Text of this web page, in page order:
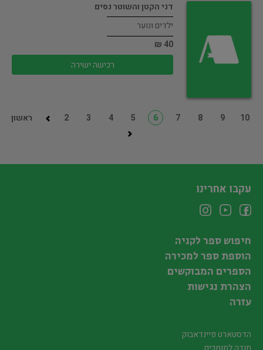
דני הקטן והשוטר נסים
ילדים ונוער
40 ₪
רכישה ישירה
ראשון 2 3 4 5 6 7 8 9 10
עקבו אחרינו
חיפוש ספר לקניה
הוספת ספר למכירה
הספרים המבוקשים
הצהרת נגישות
עזרה
הדסטארט פיינדאבוק